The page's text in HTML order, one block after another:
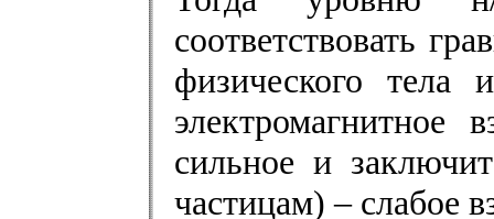
соответствовать
физического тела
электромагнитное
сильное и
частицам) – слабое